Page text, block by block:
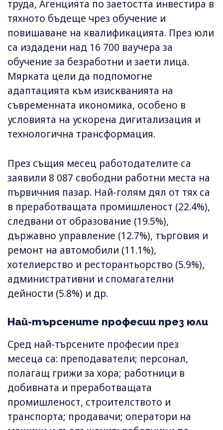
труда, Агенцията по заетостта инвестира в
тяхното бъдеще чрез обучение и
повишаване на квалификацията. През юли
са издадени над 16 700 ваучера за
обучение за безработни и заети лица.
Мярката цели да подпомогне
адаптацията към изискванията на
съвременната икономика, особено в
условията на ускорена дигитализация и
технологична трансформация.
През същия месец работодателите са
заявили 8 087 свободни работни места на
първичния пазар. Най-голям дял от тях са
в преработващата промишленост (22.4%),
следвани от образование (19.5%),
държавно управление (12.7%), търговия и
ремонт на автомобили (11.1%),
хотелиерство и ресторантьорство (5.9%),
административни и спомагателни
дейности (5.8%) и др.
Най-търсените професии през юли
Сред най-търсените професии през
месеца са: преподаватели; персонал,
полагащ грижи за хора; работници в
добивната и преработващата
промишленост, строителството и
транспорта; продавачи; оператори на